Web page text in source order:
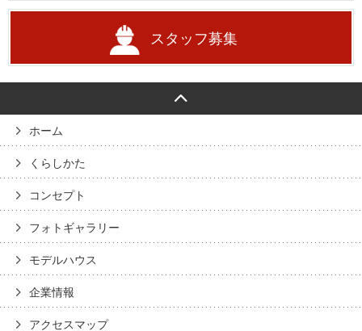
スタッフ募集
ホーム
くらしかた
コンセプト
フォトギャラリー
モデルハウス
企業情報
アクセスマップ